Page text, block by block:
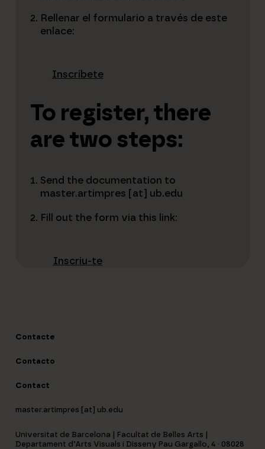
Rellenar el formulario a través de este
enlace:
Inscríbete
To register, there
are two steps:
Send the documentation to
master.artimpres [at] ub.edu
Fill out the form via this link:
Inscriu-te
Contacte
Contacto
Contact
master.artimpres [at] ub.edu
Universitat de Barcelona | Facultat de Belles Arts |
Departament d’Arts Visuals i Disseny Pau Gargallo, 4 · 08028